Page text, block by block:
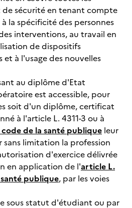
de sécurité en tenant compte
la spécificité des personnes
interventions, au travail en
de dispositifs
à l'usage des nouvelles
au diplôme d'Etat
est accessible, pour
soit d'un diplôme, certificat
à l'article L. 4311-3 ou à
code de la santé publique leur
limitation la profession
d'exercice délivrée
en application de l'article L.
publique, par les voies
sous statut d'étudiant ou par